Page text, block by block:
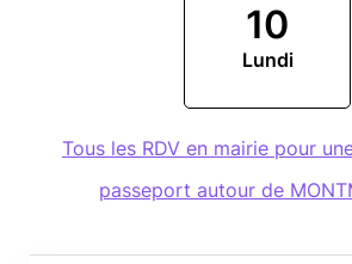
10
Lundi
Tous les RDV en mairie pour
passeport autour de